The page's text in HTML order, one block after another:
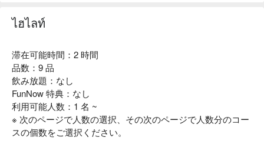
ไฮไลท์
滞在可能時間：2 時間
品数：9 品
飲み放題：なし
FunNow 特典：なし
利用可能人数：1 名 ~
※ 次のページで人数の選択、その次のページで人数分のコー
スの個数をご選択ください。